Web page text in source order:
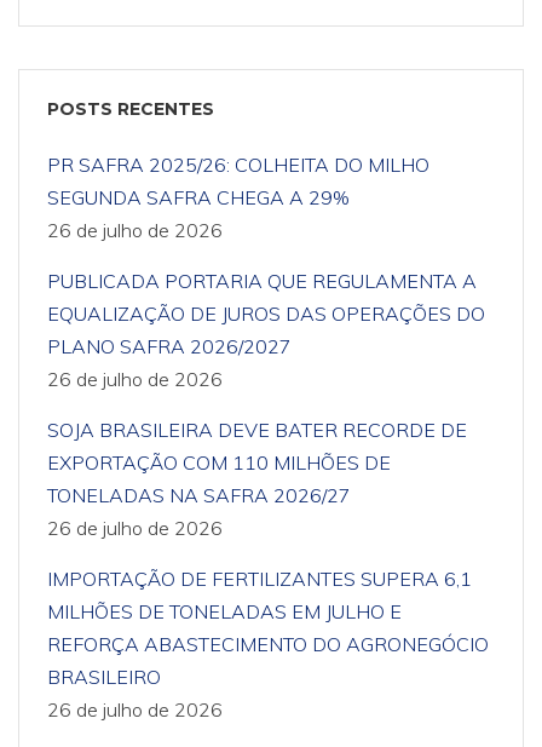
POSTS RECENTES
PR SAFRA 2025/26: COLHEITA DO MILHO
SEGUNDA SAFRA CHEGA A 29%
26 de julho de 2026
PUBLICADA PORTARIA QUE REGULAMENTA A
EQUALIZAÇÃO DE JUROS DAS OPERAÇÕES DO
PLANO SAFRA 2026/2027
26 de julho de 2026
SOJA BRASILEIRA DEVE BATER RECORDE DE
EXPORTAÇÃO COM 110 MILHÕES DE
TONELADAS NA SAFRA 2026/27
26 de julho de 2026
IMPORTAÇÃO DE FERTILIZANTES SUPERA 6,1
MILHÕES DE TONELADAS EM JULHO E
REFORÇA ABASTECIMENTO DO AGRONEGÓCIO
BRASILEIRO
26 de julho de 2026